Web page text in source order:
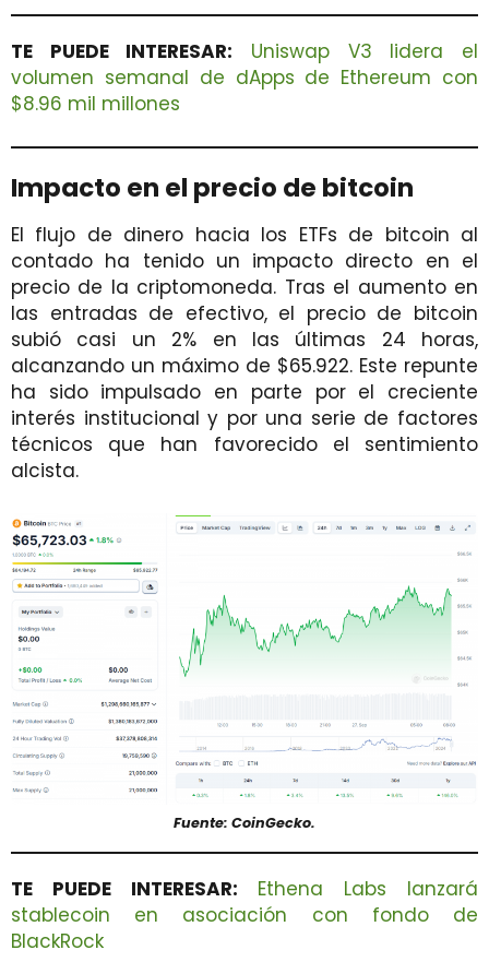
TE PUEDE INTERESAR:
Uniswap V3 lidera el
volumen semanal de dApps de Ethereum con
$8.96 mil millones
Impacto en el precio de bitcoin
El flujo de dinero hacia los ETFs de bitcoin al
contado ha tenido un impacto directo en el
precio de la criptomoneda. Tras el aumento en
las entradas de efectivo, el precio de bitcoin
subió casi un 2% en las últimas 24 horas,
alcanzando un máximo de $65.922. Este repunte
ha sido impulsado en parte por el creciente
interés institucional y por una serie de factores
técnicos que han favorecido el sentimiento
alcista.
Fuente: CoinGecko.
TE PUEDE INTERESAR:
Ethena Labs lanzará
stablecoin en asociación con fondo de
BlackRock